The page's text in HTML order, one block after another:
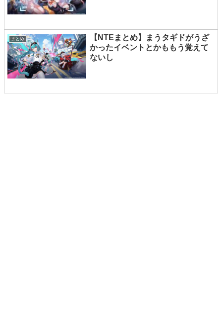
まとめ
【NTEまとめ】まうタギドがうざ
かったイベントとかももう覚えて
ないし